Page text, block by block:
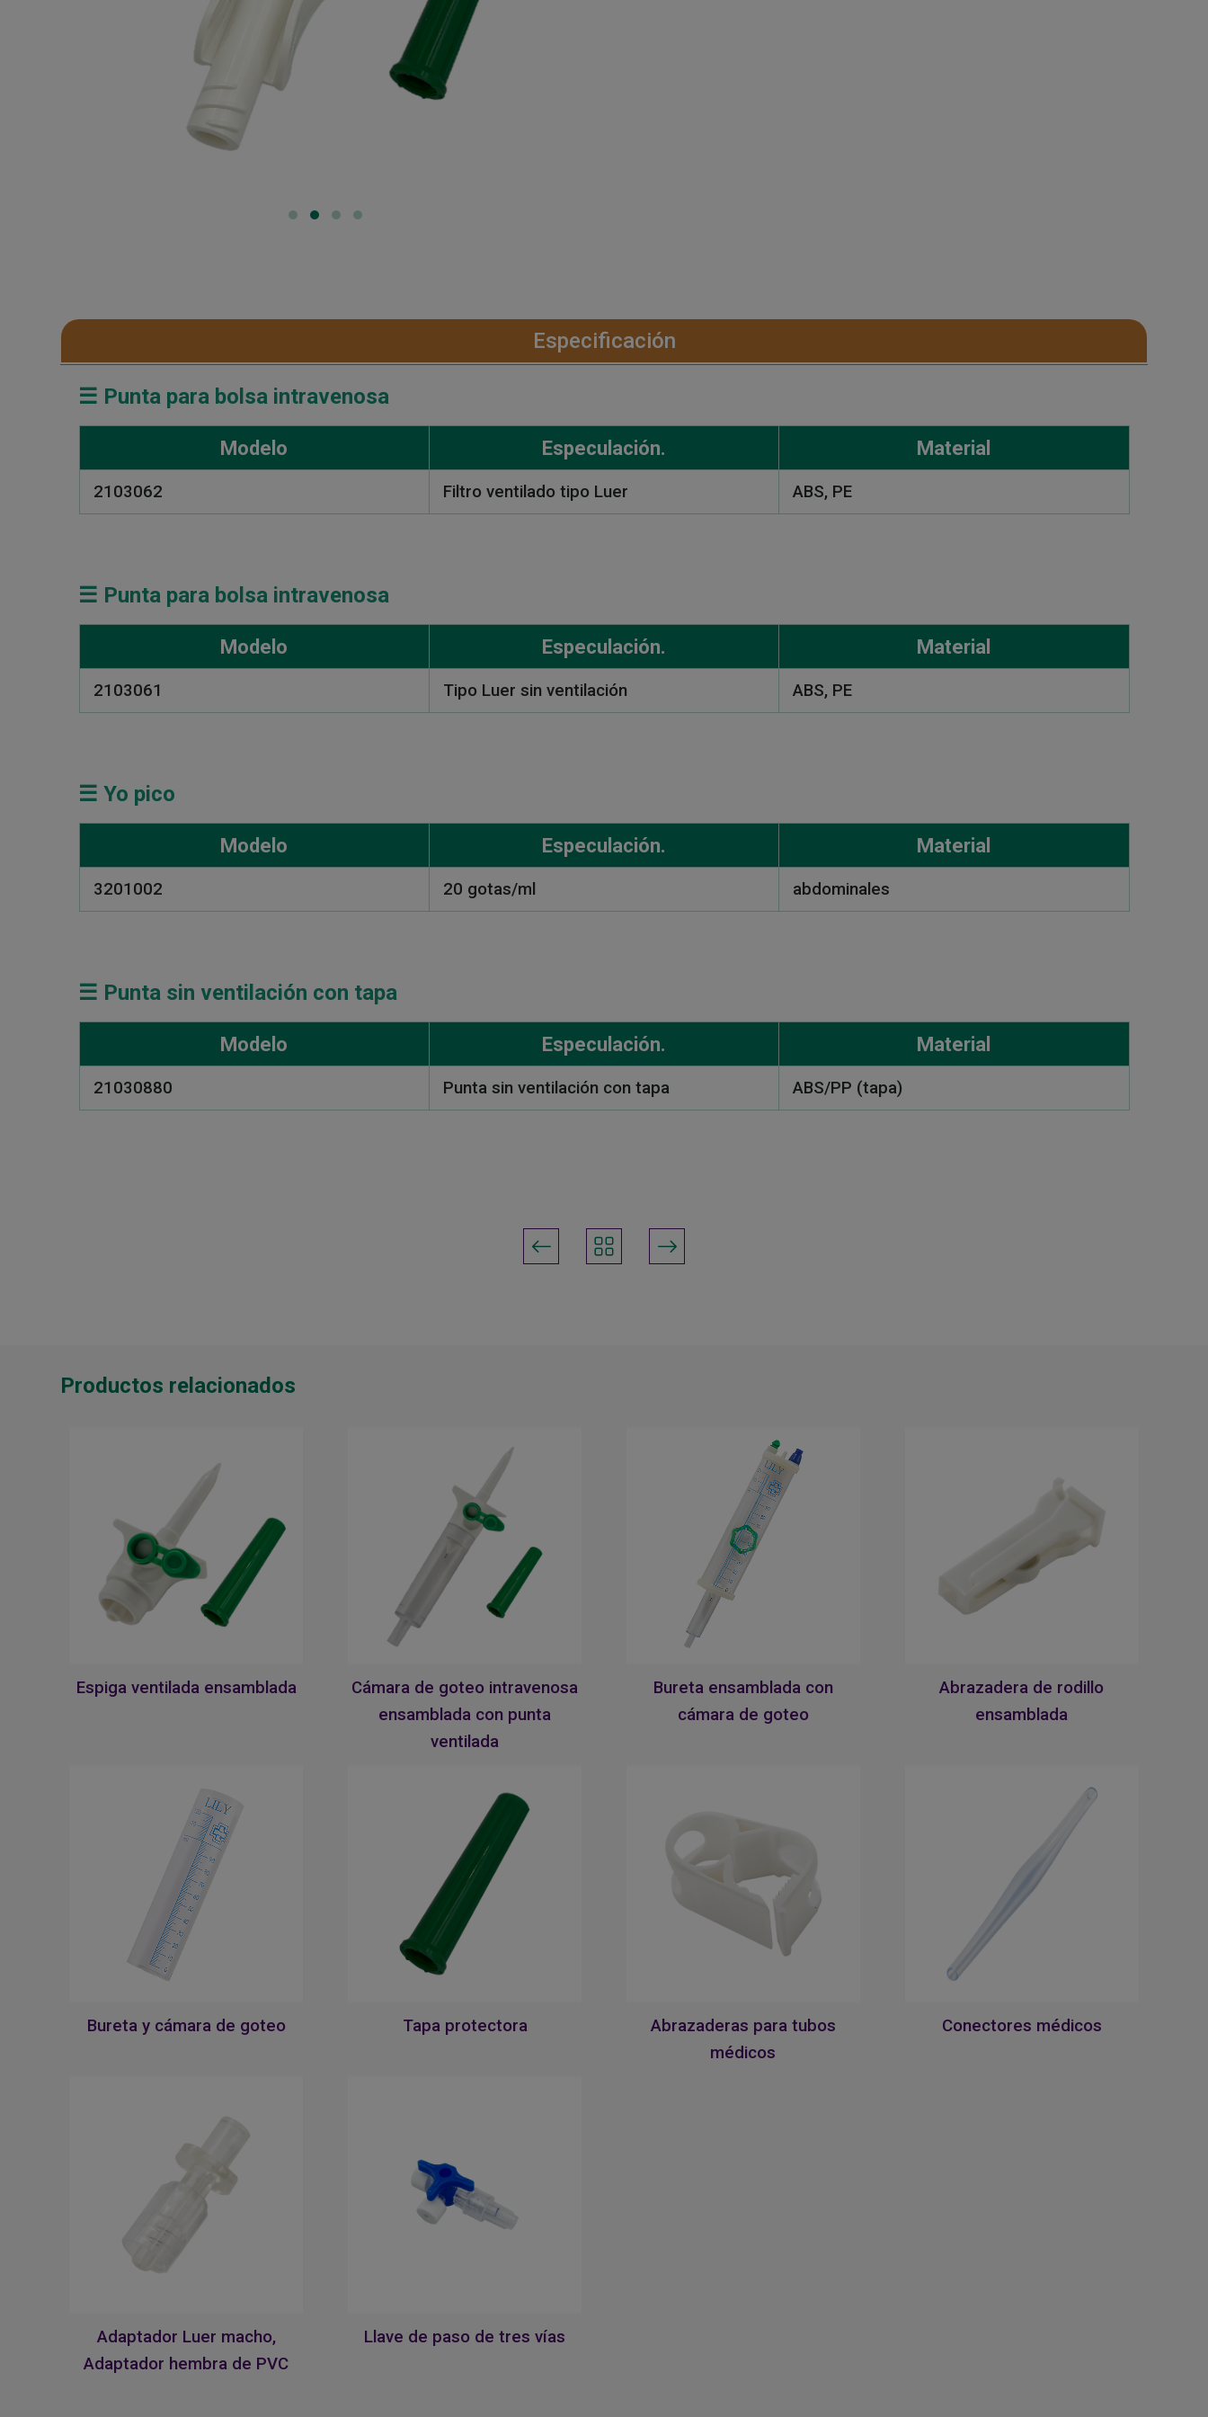
Especificación
☰ Punta para bolsa intravenosa
Modelo Especulación. Material
2103062 Filtro ventilado tipo Luer ABS, PE
☰ Punta para bolsa intravenosa
Modelo Especulación. Material
2103061 Tipo Luer sin ventilación ABS, PE
☰ Yo pico
Modelo Especulación. Material
3201002 20 gotas/ml abdominales
☰ Punta sin ventilación con tapa
Modelo Especulación. Material
21030880 Punta sin ventilación con tapa ABS/PP (tapa)
Productos relacionados
Espiga ventilada ensamblada
Cámara de goteo intravenosa
ensamblada con punta
ventilada
Bureta ensamblada con
cámara de goteo
Abrazadera de rodillo
ensamblada
Bureta y cámara de goteo Tapa protectora
Abrazaderas para tubos
médicos
Conectores médicos
Adaptador Luer macho,
Adaptador hembra de PVC
Llave de paso de tres vías